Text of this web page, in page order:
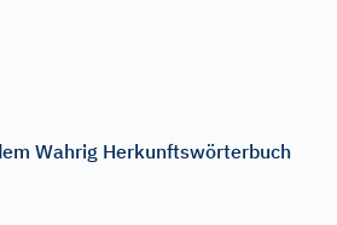
Wahrig Herkunftswörterbuch